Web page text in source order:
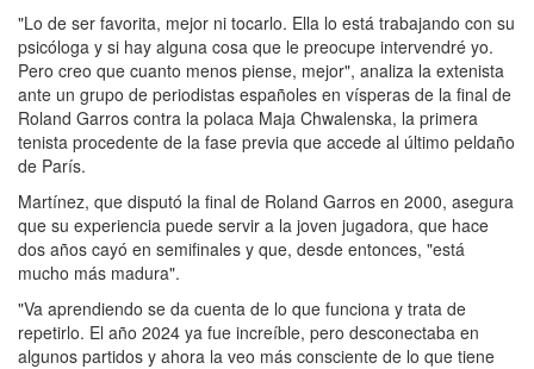
"Lo de ser favorita, mejor ni tocarlo. Ella lo está trabajando con su
psicóloga y si hay alguna cosa que le preocupe intervendré yo.
Pero creo que cuanto menos piense, mejor", analiza la extenista
ante un grupo de periodistas españoles en vísperas de la final de
Roland Garros contra la polaca Maja Chwalenska, la primera
tenista procedente de la fase previa que accede al último peldaño
de París.
Martínez, que disputó la final de Roland Garros en 2000, asegura
que su experiencia puede servir a la joven jugadora, que hace
dos años cayó en semifinales y que, desde entonces, "está
mucho más madura".
"Va aprendiendo se da cuenta de lo que funciona y trata de
repetirlo. El año 2024 ya fue increíble, pero desconectaba en
algunos partidos y ahora la veo más consciente de lo que tiene